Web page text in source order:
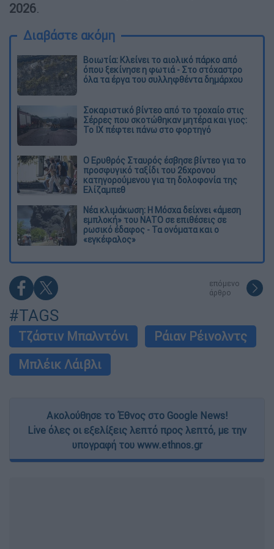
2026.
Διαβάστε ακόμη
Βοιωτία: Κλείνει το αιολικό πάρκο από
όπου ξεκίνησε η φωτιά - Στο στόχαστρο
όλα τα έργα του συλληφθέντα δημάρχου
Σοκαριστικό βίντεο από το τροχαίο στις
Σέρρες που σκοτώθηκαν μητέρα και γιος:
Το ΙΧ πέφτει πάνω στο φορτηγό
Ο Ερυθρός Σταυρός έσβησε βίντεο για το
προσφυγικό ταξίδι του 26χρονου
κατηγορούμενου για τη δολοφονία της
Ελίζαμπεθ
Νέα κλιμάκωση: Η Μόσχα δείχνει «άμεση
εμπλοκή» του ΝΑΤΟ σε επιθέσεις σε
ρωσικό έδαφος - Τα ονόματα και ο
«εγκέφαλος»
επόμενο
άρθρο
#TAGS
Τζάστιν Μπαλντόνι
Ράιαν Ρέινολντς
Μπλέικ Λάιβλι
Ακολούθησε το Έθνος στο Google News!
Live όλες οι εξελίξεις λεπτό προς λεπτό, με την
υπογραφή του www.ethnos.gr